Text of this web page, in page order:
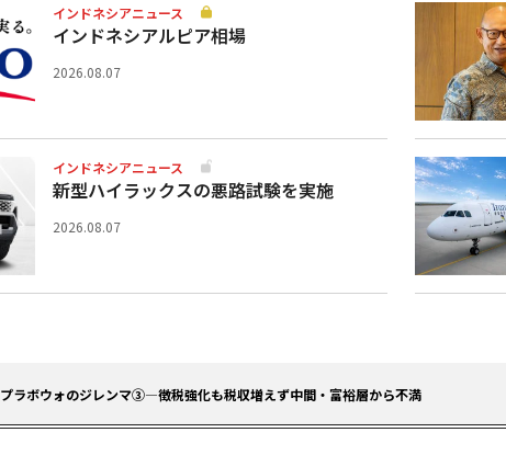
インドネシアニュース
インドネシアルピア相場
2026.08.07
インドネシアニュース
新型ハイラックスの悪路試験を実施
2026.08.07
プラボウォのジレンマ③—徴税強化も税収増えず中間・富裕層から不満